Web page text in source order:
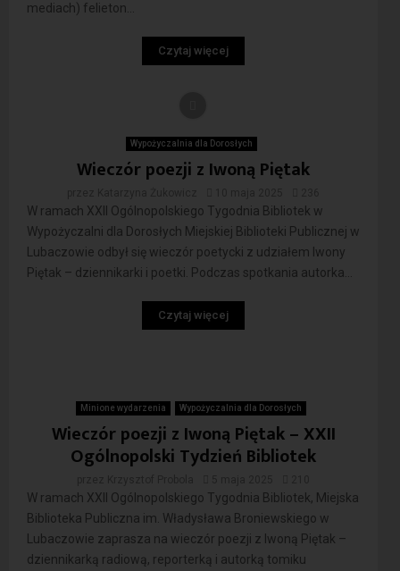
mediach) felieton...
Czytaj więcej
Wypożyczalnia dla Dorosłych
Wieczór poezji z Iwoną Piętak
W ramach XXII Ogólnopolskiego Tygodnia Bibliotek w
Wypożyczalni dla Dorosłych Miejskiej Biblioteki Publicznej w
Lubaczowie odbył się wieczór poetycki z udziałem Iwony
Piętak – dziennikarki i poetki. Podczas spotkania autorka...
Czytaj więcej
Minione wydarzenia Wypożyczalnia dla Dorosłych
Wieczór poezji z Iwoną Piętak – XXII
Ogólnopolski Tydzień Bibliotek
W ramach XXII Ogólnopolskiego Tygodnia Bibliotek, Miejska
Biblioteka Publiczna im. Władysława Broniewskiego w
Lubaczowie zaprasza na wieczór poezji z Iwoną Piętak –
dziennikarką radiową, reporterką i autorką tomiku